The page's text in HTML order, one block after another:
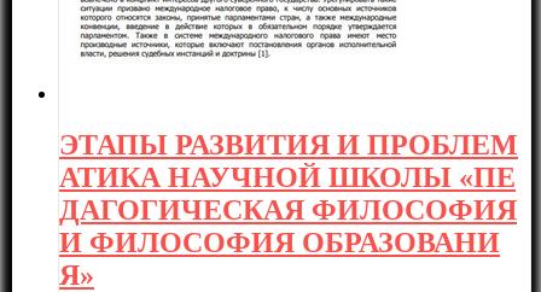
ЭТАПЫ РАЗВИТИЯ И ПРОБЛЕМ
АТИКА НАУЧНОЙ ШКОЛЫ «ПЕ
ДАГОГИЧЕСКАЯ ФИЛОСОФИЯ
И ФИЛОСОФИЯ ОБРАЗОВАНИ
Я»